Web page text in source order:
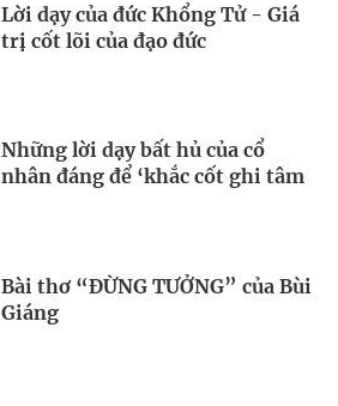
Lời dạy của đức Khổng Tử - Giá
trị cốt lõi của đạo đức
Những lời dạy bất hủ của cổ
nhân đáng để ‘khắc cốt ghi tâm
Bài thơ “ĐỪNG TƯỞNG” của Bùi
Giáng